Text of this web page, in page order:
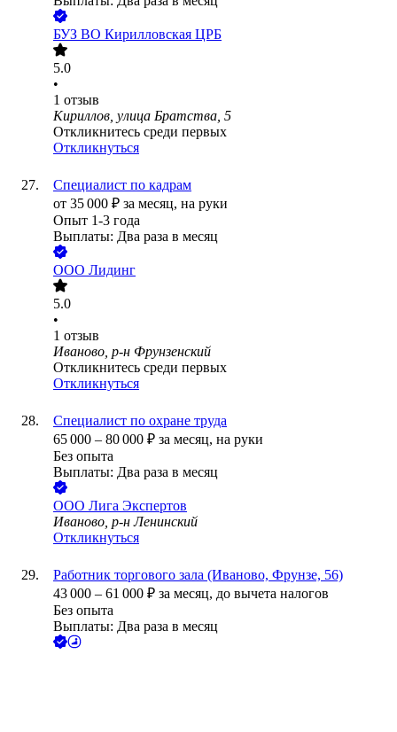
БУЗ ВО Кирилловская ЦРБ
5.0
•
1 отзыв
Кириллов, улица Братства, 5
Откликнитесь среди первых
Откликнуться
Специалист по кадрам
от 35 000 ₽ за месяц, на руки
Опыт 1-3 года
Выплаты: Два раза в месяц
ООО Лидинг
5.0
•
1 отзыв
Иваново, р-н Фрунзенский
Откликнитесь среди первых
Откликнуться
Специалист по охране труда
65 000 – 80 000 ₽ за месяц, на руки
Без опыта
Выплаты: Два раза в месяц
ООО Лига Экспертов
Иваново, р-н Ленинский
Откликнуться
Работник торгового зала (Иваново, Фрунзе, 56)
43 000 – 61 000 ₽ за месяц, до вычета налогов
Без опыта
Выплаты: Два раза в месяц